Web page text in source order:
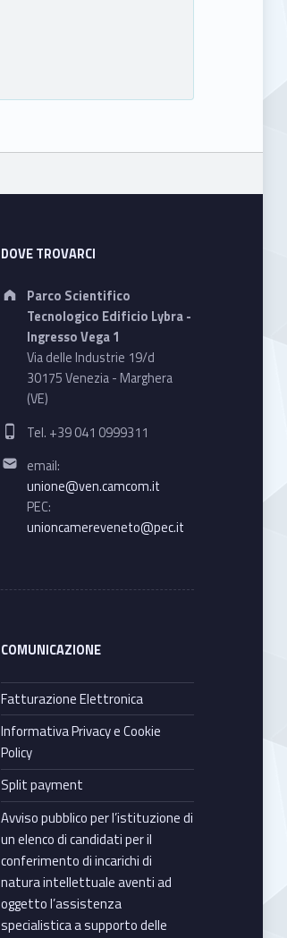
DOVE TROVARCI
Address:
Parco Scientifico
Tecnologico Edificio Lybra -
Ingresso Vega 1
Via delle Industrie 19/d
30175 Venezia - Marghera
(VE)
Phone number:
Tel. +39 041 0999311
Email address:
email:
unione@ven.camcom.it
PEC:
unioncamereveneto@pec.it
COMUNICAZIONE
Fatturazione Elettronica
Informativa Privacy e Cookie
Policy
Split payment
Avviso pubblico per l’istituzione di
un elenco di candidati per il
conferimento di incarichi di
natura intellettuale aventi ad
oggetto l’assistenza
specialistica a supporto delle